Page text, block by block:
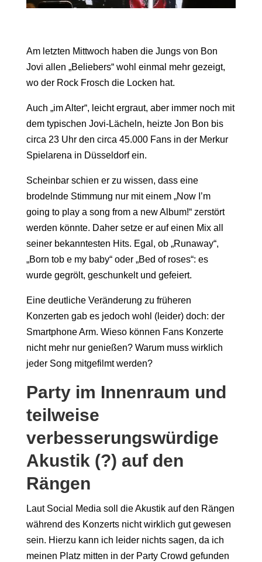
Am letzten Mittwoch haben die Jungs von Bon
Jovi allen „Beliebers“ wohl einmal mehr gezeigt,
wo der Rock Frosch die Locken hat.
Auch „im Alter“, leicht ergraut, aber immer noch mit
dem typischen Jovi-Lächeln, heizte Jon Bon bis
circa 23 Uhr den circa 45.000 Fans in der Merkur
Spielarena in Düsseldorf ein.
Scheinbar schien er zu wissen, dass eine
brodelnde Stimmung nur mit einem „Now I’m
going to play a song from a new Album!“ zerstört
werden könnte. Daher setze er auf einen Mix all
seiner bekanntesten Hits. Egal, ob „Runaway“,
„Born tob e my baby“ oder „Bed of roses“: es
wurde gegrölt, geschunkelt und gefeiert.
Eine deutliche Veränderung zu früheren
Konzerten gab es jedoch wohl (leider) doch: der
Smartphone Arm. Wieso können Fans Konzerte
nicht mehr nur genießen? Warum muss wirklich
jeder Song mitgefilmt werden?
Party im Innenraum und
teilweise
verbesserungswürdige
Akustik (?) auf den
Rängen
Laut Social Media soll die Akustik auf den Rängen
während des Konzerts nicht wirklich gut gewesen
sein. Hierzu kann ich leider nichts sagen, da ich
meinen Platz mitten in der Party Crowd gefunden